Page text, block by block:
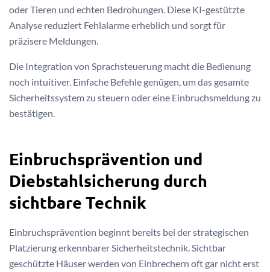
oder Tieren und echten Bedrohungen. Diese KI-gestützte
Analyse reduziert Fehlalarme erheblich und sorgt für
präzisere Meldungen.
Die Integration von Sprachsteuerung macht die Bedienung
noch intuitiver. Einfache Befehle genügen, um das gesamte
Sicherheitssystem zu steuern oder eine Einbruchsmeldung zu
bestätigen.
Einbruchsprävention und
Diebstahlsicherung durch
sichtbare Technik
Einbruchsprävention beginnt bereits bei der strategischen
Platzierung erkennbarer Sicherheitstechnik. Sichtbar
geschützte Häuser werden von Einbrechern oft gar nicht erst